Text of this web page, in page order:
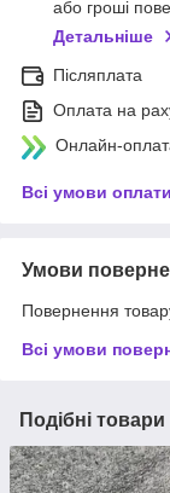
або гроші
Детальніше
Післяплата
Оплата на
Онлайн-
Всі умови оплати
Умови
Повернення
Всі умови
Подібні товари